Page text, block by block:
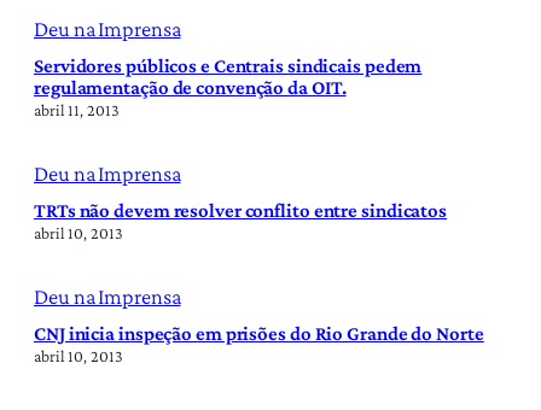
Deu na Imprensa
Servidores públicos e Centrais sindicais pedem
regulamentação de convenção da OIT.
abril 11, 2013
Deu na Imprensa
TRTs não devem resolver conflito entre sindicatos
abril 10, 2013
Deu na Imprensa
CNJ inicia inspeção em prisões do Rio Grande do Norte
abril 10, 2013